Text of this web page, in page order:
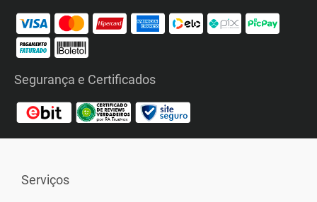
Segurança e Certificados
Serviços